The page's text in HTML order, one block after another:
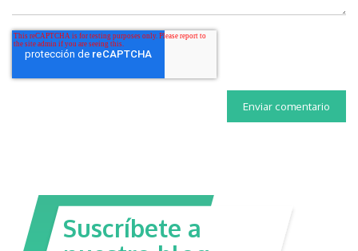
Suscríbete a